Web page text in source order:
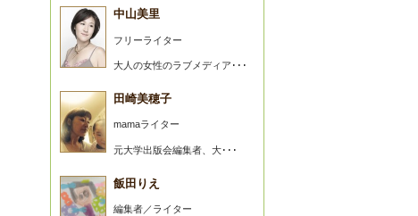
中山美里
フリーライター
大人の女性のラブメディア･･･
田崎美穂子
mamaライター
元大学出版会編集者、大･･･
飯田りえ
編集者／ライター